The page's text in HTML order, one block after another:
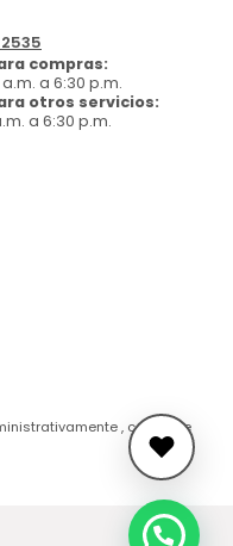
compras:
a 6:30 p.m.
otros servicios:
a 6:30 p.m.
, conforme